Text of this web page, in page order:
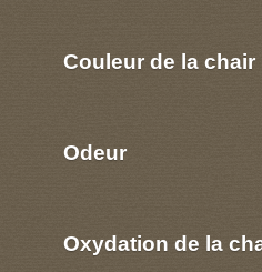
Couleur de la chair
Odeur
Oxydation de la